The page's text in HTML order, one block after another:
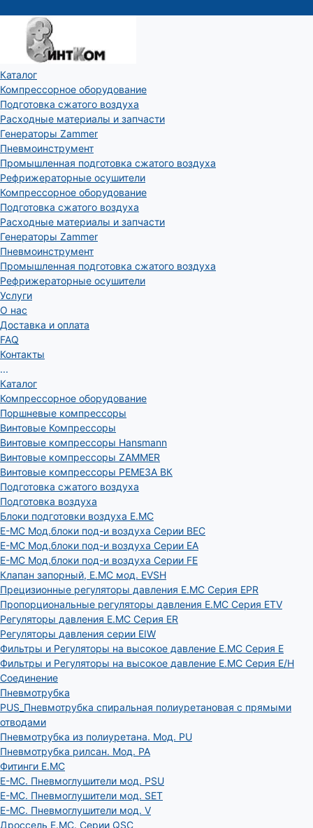
Каталог
Компрессорное оборудование
Подготовка сжатого воздуха
Расходные материалы и запчасти
Генераторы Zammer
Пневмоинструмент
Промышленная подготовка сжатого воздуха
Рефрижераторные осушители
Компрессорное оборудование
Подготовка сжатого воздуха
Расходные материалы и запчасти
Генераторы Zammer
Пневмоинструмент
Промышленная подготовка сжатого воздуха
Рефрижераторные осушители
Услуги
О нас
Доставка и оплата
FAQ
Контакты
...
Каталог
Компрессорное оборудование
Поршневые компрессоры
Винтовые Компрессоры
Винтовые компрессоры Hansmann
Винтовые компрессоры ZAMMER
Винтовые компрессоры РЕМЕЗА ВК
Подготовка сжатого воздуха
Подготовка воздуха
Блоки подготовки воздуха E.MC
E-MC Мод.блоки под-и воздуха Серии BEC
E-MC Мод.блоки под-и воздуха Серии EA
E-MC Мод.блоки под-и воздуха Серии FE
Клапан запорный, E.MC мод. EVSH
Прецизионные регуляторы давления E.MC Серия EPR
Пропорциональные регуляторы давления E.MC Серия ETV
Регуляторы давления E.MC Серия ER
Регуляторы давления серии EIW
Фильтры и Регуляторы на высокое давление E.MC Серия E
Фильтры и Регуляторы на высокое давление E.MC Серия E/H
Соединение
Пневмотрубка
PUS_Пневмотрубка спиральная полиуретановая с прямыми
отводами
Пневмотрубка из полиуретана. Мод. РU
Пневмотрубка рилсан. Мод. PA
Фитинги E.MC
E-MC. Пневмоглушители мод. PSU
E-MC. Пневмоглушители мод. SET
E-MC. Пневмоглушители мод. V
Дроссель E.MC. Серии QSC